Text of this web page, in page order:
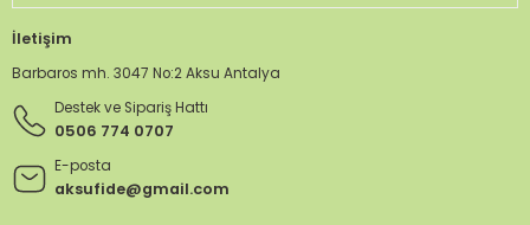
İletişim
Barbaros mh. 3047 No:2 Aksu Antalya
Destek ve Sipariş Hattı
0506 774 0707
E-posta
aksufide@gmail.com